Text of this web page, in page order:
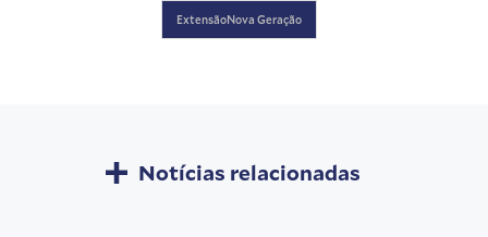
ExtensãoNova Geração
Notícias relacionadas